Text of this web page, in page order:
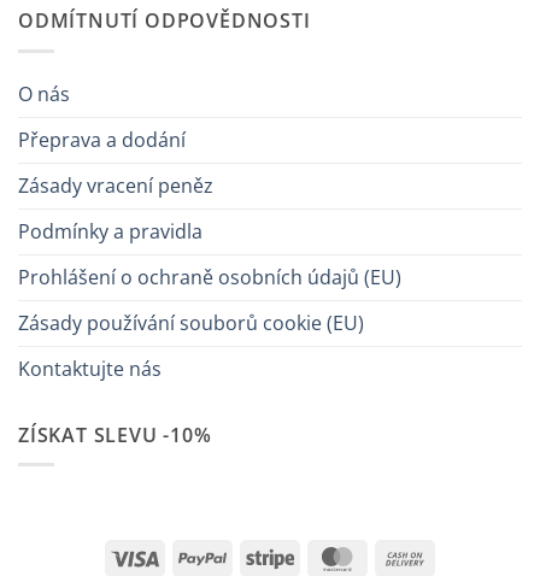
ODMÍTNUTÍ ODPOVĚDNOSTI
O nás
Přeprava a dodání
Zásady vracení peněz
Podmínky a pravidla
Prohlášení o ochraně osobních údajů (EU)
Zásady používání souborů cookie (EU)
Kontaktujte nás
ZÍSKAT SLEVU -10%
Visa PayPal Stripe MasterCard